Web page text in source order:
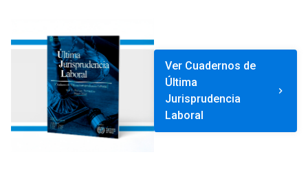
Ver Cuadernos de
Última
Jurisprudencia
Laboral
keyboard_arrow_right